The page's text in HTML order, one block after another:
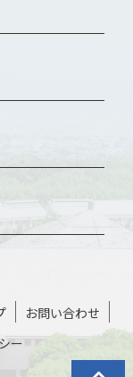
お問い合わせ
ー
トップ